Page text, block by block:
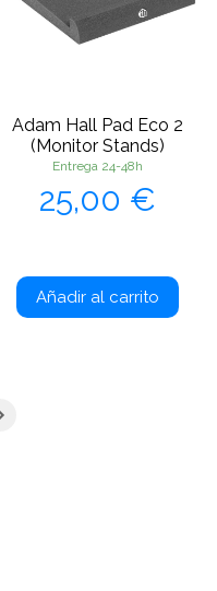
Adam Hall Pad Eco 2
(Monitor Stands)
Entrega 24-48h
Precio
25,00 €
Añadir al carrito